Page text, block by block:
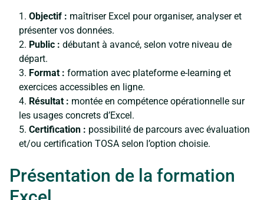
Objectif : maîtriser Excel pour organiser, analyser et
présenter vos données.
Public : débutant à avancé, selon votre niveau de
départ.
Format : formation avec plateforme e-learning et
exercices accessibles en ligne.
Résultat : montée en compétence opérationnelle sur
les usages concrets d’Excel.
Certification : possibilité de parcours avec évaluation
et/ou certification TOSA selon l’option choisie.
Présentation de la formation